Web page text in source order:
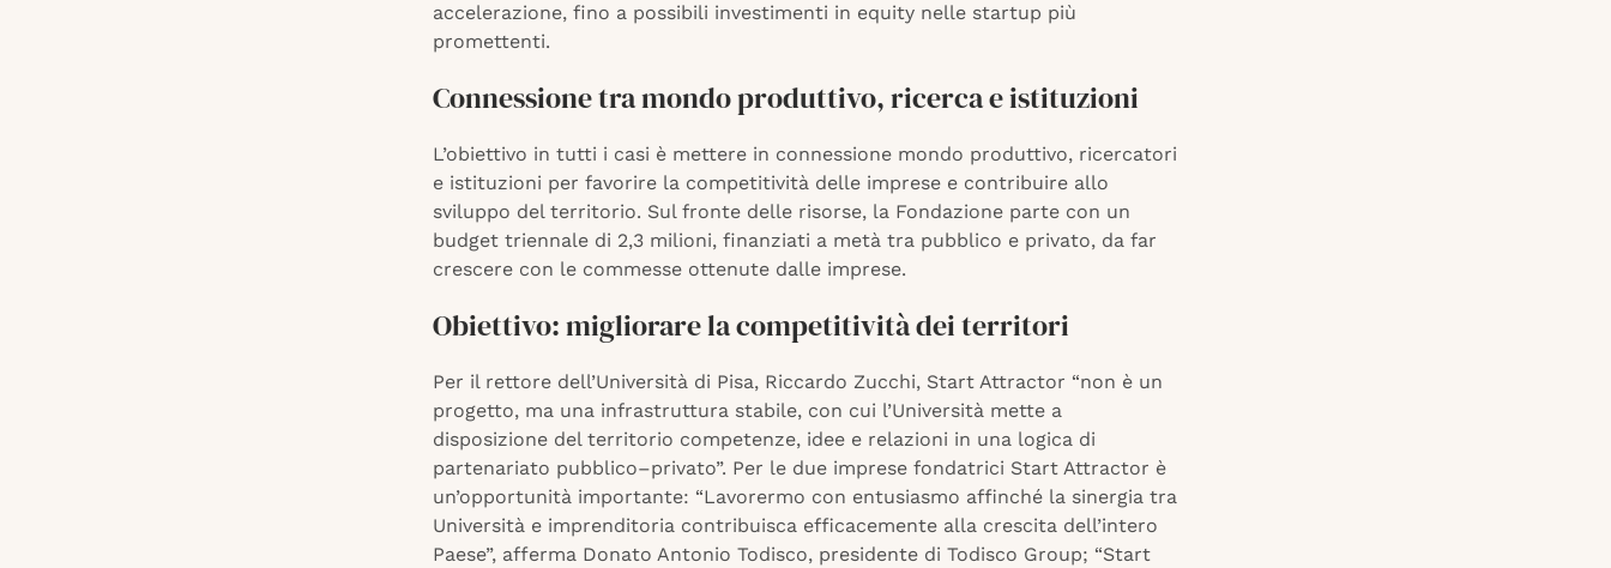
accelerazione, fino a possibili investimenti in equity nelle startup più
promettenti.
Connessione tra mondo produttivo, ricerca e istituzioni
L’obiettivo in tutti i casi è mettere in connessione mondo produttivo, ricercatori
e istituzioni per favorire la competitività delle imprese e contribuire allo
sviluppo del territorio. Sul fronte delle risorse, la Fondazione parte con un
budget triennale di 2,3 milioni, finanziati a metà tra pubblico e privato, da far
crescere con le commesse ottenute dalle imprese.
Obiettivo: migliorare la competitività dei territori
Per il rettore dell’Università di Pisa, Riccardo Zucchi, Start Attractor “non è un
progetto, ma una infrastruttura stabile, con cui l’Università mette a
disposizione del territorio competenze, idee e relazioni in una logica di
partenariato pubblico–privato”. Per le due imprese fondatrici Start Attractor è
un’opportunità importante: “Lavorermo con entusiasmo affinché la sinergia tra
Università e imprenditoria contribuisca efficacemente alla crescita dell’intero
Paese”, afferma Donato Antonio Todisco, presidente di Todisco Group; “Start